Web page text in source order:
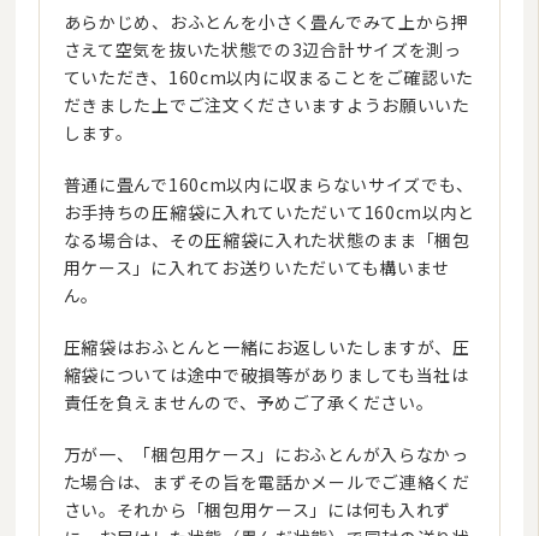
あらかじめ、おふとんを小さく畳んでみて上から押
さえて空気を抜いた状態での3辺合計サイズを測っ
ていただき、160cm以内に収まることをご確認いた
だきました上でご注文くださいますようお願いいた
します。
普通に畳んで160cm以内に収まらないサイズでも、
お手持ちの圧縮袋に入れていただいて160cm以内と
なる場合は、その圧縮袋に入れた状態のまま「梱包
用ケース」に入れてお送りいただいても構いませ
ん。
圧縮袋はおふとんと一緒にお返しいたしますが、圧
縮袋については途中で破損等がありましても当社は
責任を負えませんので、予めご了承ください。
万が一、「梱包用ケース」におふとんが入らなかっ
た場合は、まずその旨を電話かメールでご連絡くだ
さい。それから「梱包用ケース」には何も入れず